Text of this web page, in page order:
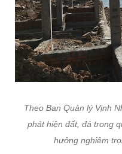
Theo Ban Quản lý Vịnh
phát hiện đất, đá trong
hưởng nghiêm